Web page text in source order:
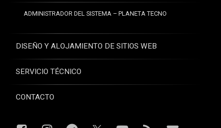
ADMINISTRADOR DEL SISTEMA – PLANETA TECNO
DISEÑO Y ALOJAMIENTO DE SITIOS WEB
SERVICIO TÉCNICO
CONTACTO